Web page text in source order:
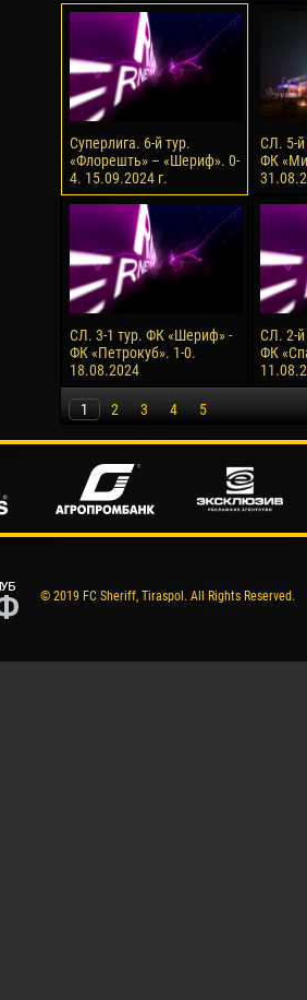
Суперлига. 6-й тур.
«Флорешть» – «Шериф». 0-
4. 15.09.2024 г.
СЛ. 5-
ФК
СЛ. 3-1 тур. ФК «Шериф» -
ФК «Петрокуб». 1-0.
18.08.2024
СЛ. 2-
ФК
1 2 3 4 5
© 2019 FC Sheriff, Tiraspol. All Rights Reserved.